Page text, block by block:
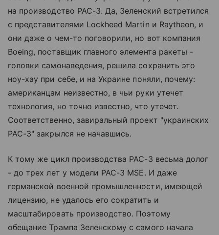
на производство PAC-3. Да, Зеленский встретился
с представителями Lockheed Martin и Raytheon, и
они даже о чем-то поговорили, но вот компания
Boeing, поставщик главного элемента ракеты -
головки самонаведения, решила сохранить это
ноу-хау при себе, и на Украине поняли, почему:
американцам неизвестно, в чьи руки утечет
технология, но точно известно, что утечет.
Соответственно, завиральный проект "украинских
PAC-3" закрылся не начавшись.
К тому же цикл производства PAC-3 весьма долог
- до трех лет у модели PAC-3 MSE. И даже
германской военной промышленности, имеющей
лицензию, не удалось его сократить и
масштабировать производство. Поэтому
обещание Трампа Зеленскому с самого начала